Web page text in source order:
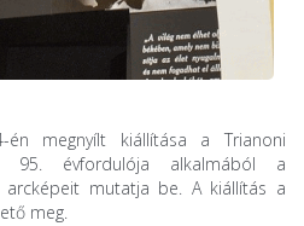
én megnyílt kiállítása a Trianoni
95. évfordulója alkalmából a
arcképeit mutatja be. A kiállítás a
meg.